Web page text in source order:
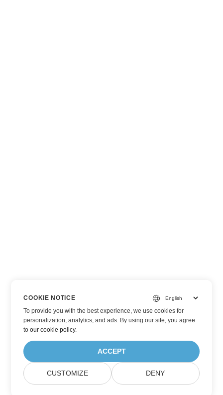
COOKIE NOTICE
To provide you with the best experience, we use cookies for
personalization, analytics, and ads. By using our site, you agree
toour cookie policy.
ACCEPT
CUSTOMIZE DENY